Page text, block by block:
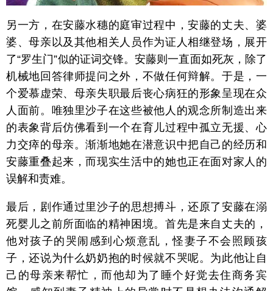
另一方，在安藤水穗的庭审过程中，安藤的丈夫、婆
婆、母亲以及其他相关人员作为证人相继登场，展开
了“罗生门”似的证词交锋。安藤则一直面如死灰，除了
机械地回答律师提问之外，不做任何辩解。于是，一
个爱慕虚荣、母亲失职最后丧心病狂的形象呈现在众
人面前。唯独里沙子在这些被他人的观念所制造出来
的表象背后仿佛看到一个在育儿过程中孤立无援、心
力交瘁的母亲。渐渐地她在潜意识中把自己的经历和
安藤重叠起来，而现实生活中的她也正在面对家人的
误解和责难。
最后，剧作通过里沙子的思想搏斗，还原了安藤在溺
死婴儿之前所面临的精神困境。首先是来自丈夫的，
他对孩子的哭闹感到心烦意乱，怪妻子不会照顾孩
子，还说为什么奶奶抱的时候就不哭呢。为此他让自
己的母亲来帮忙，而他却为了睡个好觉去住商务宾